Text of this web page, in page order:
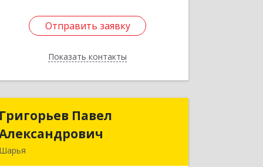
Отправить заявку
Показать контакты
Отправить заявку
Назад
Григорьев Павел
Шарья
Григорьев Павел
Александрович